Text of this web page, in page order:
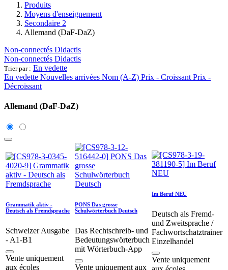
Produits
Moyens d'enseignement
Secondaire 2
Allemand (DaF-DaZ)
Non-connectés Didactis
Non-connectés Didactis
Trier par : En vedette
En vedette Nouvelles arrivées Nom (A-Z) Prix - Croissant Prix -
Décroissant
Allemand (DaF-DaZ)
Grammatik aktiv -
Deutsch als Fremdsprache
Schweizer Ausgabe
- A1-B1
Vente uniquement
aux écoles
PONS Das grosse
Schulwörterbuch Deutsch
Das Rechtschreib- und
Bedeutungswörterbuch
mit Wörterbuch-App
Vente uniquement aux
Im Beruf NEU
Deutsch als Fremd-
und Zweitsprache /
Fachwortschatztrainer
Einzelhandel
Vente uniquement